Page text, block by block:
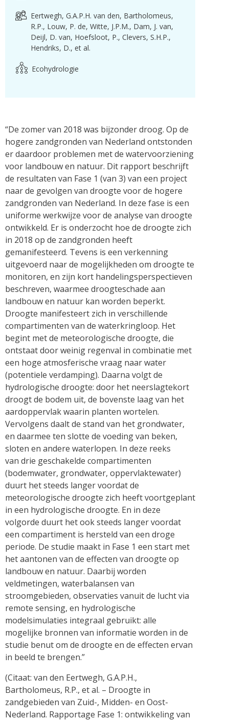
Eertwegh, G.A.P.H. van den Bartholomeus,
R.P. Louw, P. de Witte, J.P.M. Dam, J. van
Deijl, D. van Hoefsloot, P. Clevers, S.H.P.
Hendriks, D. et al.
Ecohydrologie
“De zomer van 2018 was bijzonder droog. Op de
hogere zandgronden van Nederland ontstonden
er daardoor problemen met de watervoorziening
voor landbouw en natuur. Dit rapport beschrijft
de resultaten van Fase 1 (van 3) van een project
naar de gevolgen van droogte voor de hogere
zandgronden van Nederland. In deze fase is een
uniforme werkwijze voor de analyse van droogte
ontwikkeld. Er is onderzocht hoe de droogte zich
in 2018 op de zandgronden heeft
gemanifesteerd. Tevens is een verkenning
uitgevoerd naar de mogelijkheden om droogte te
monitoren, en zijn kort handelingsperspectieven
beschreven, waarmee droogteschade aan
landbouw en natuur kan worden beperkt.
Droogte manifesteert zich in verschillende
compartimenten van de waterkringloop. Het
begint met de meteorologische droogte, die
ontstaat door weinig regenval in combinatie met
een hoge atmosferische vraag naar water
(potentiele verdamping). Daarna volgt de
hydrologische droogte: door het neerslagtekort
droogt de bodem uit, de bovenste laag van het
aardoppervlak waarin planten wortelen.
Vervolgens daalt de stand van het grondwater,
en daarmee ten slotte de voeding van beken,
sloten en andere waterlopen. In deze reeks
van drie geschakelde compartimenten
(bodemwater, grondwater, oppervlaktewater)
duurt het steeds langer voordat de
meteorologische droogte zich heeft voortgeplant
in een hydrologische droogte. En in deze
volgorde duurt het ook steeds langer voordat
een compartiment is hersteld van een droge
periode. De studie maakt in Fase 1 een start met
het aantonen van de effecten van droogte op
landbouw en natuur. Daarbij worden
veldmetingen, waterbalansen van
stroomgebieden, observaties vanuit de lucht via
remote sensing, en hydrologische
modelsimulaties integraal gebruikt: alle
mogelijke bronnen van informatie worden in de
studie benut om de droogte en de effecten ervan
in beeld te brengen.”
(Citaat: van den Eertwegh, G.A.P.H.,
Bartholomeus, R.P., et al. – Droogte in
zandgebieden van Zuid-, Midden- en Oost-
Nederland. Rapportage Fase 1: ontwikkeling van